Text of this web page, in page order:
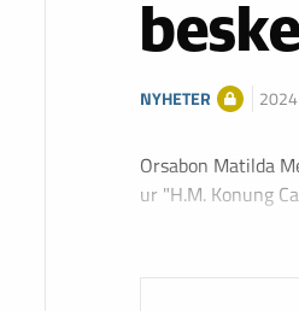
NYHETER
Orsabon Matilda
ur "H.M. Konung